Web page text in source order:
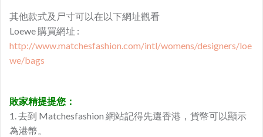
其他款式及尸寸可以在以下網址觀看
Loewe 購買網址 :
http://www.matchesfashion.com/intl/womens/designers/loe
we/bags
敗家精提提您：
1. 去到 Matchesfashion 網站記得先選香港，貨幣可以顯示
為港幣。